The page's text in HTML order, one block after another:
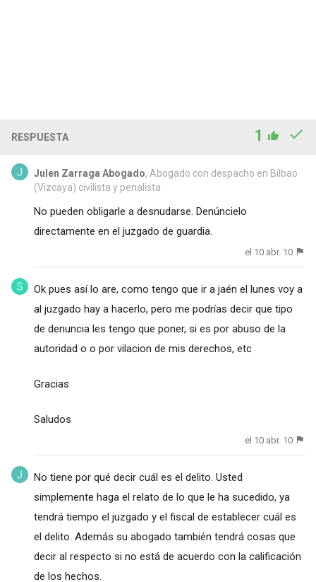
RESPUESTA 1
Julen Zarraga Abogado, Abogado con despacho en Bilbao
(Vizcaya) civilista y penalista
No pueden obligarle a desnudarse. Denúncielo
directamente en el juzgado de guardia.
el 10 abr. 10
Ok pues así lo are, como tengo que ir a jaén el lunes voy a
al juzgado hay a hacerlo, pero me podrías decir que tipo
de denuncia les tengo que poner, si es por abuso de la
autoridad o o por vilacion de mis derechos, etc
Gracias
Saludos
el 10 abr. 10
No tiene por qué decir cuál es el delito. Usted
simplemente haga el relato de lo que le ha sucedido, ya
tendrá tiempo el juzgado y el fiscal de establecer cuál es
el delito. Además su abogado también tendrá cosas que
decir al respecto si no está de acuerdo con la calificación
de los hechos.